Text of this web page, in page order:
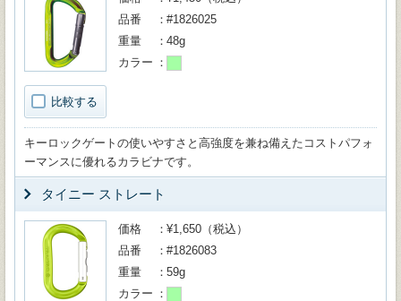
比較する
品番
#1826025
重量
48g
カラー
キーロックゲートの使いやすさと高強度を兼ね備えたコストパフォ
ーマンスに優れるカラビナです。
タイニー ストレート
価格
¥1,650（税込）
品番
#1826083
重量
59g
カラー